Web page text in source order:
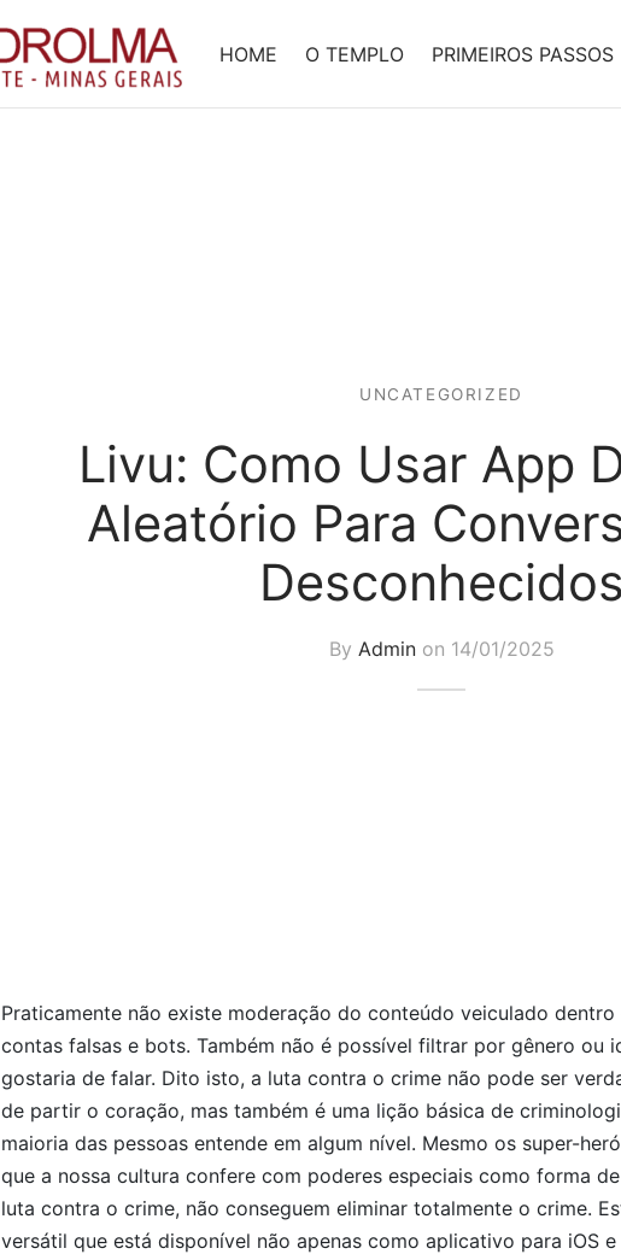
HOME O TEMPLO PRIMEIROS PASSOS
UNCATEGORIZED
Livu: Como Usar App
Aleatório Para
Desconhecidos
By Adminon 14/01/2025
Praticamente não existe moderação do conteúdo veiculado
contas falsas e bots. Também não é possível filtrar por gênero ou
gostaria de falar. Dito isto, a luta contra o crime não pode ser
de partir o coração, mas também é uma lição básica de
maioria das pessoas entende em algum nível. Mesmo os super-
que a nossa cultura confere com poderes especiais como forma
luta contra o crime, não conseguem eliminar totalmente o crime.
versátil que está disponível não apenas como aplicativo para iOS